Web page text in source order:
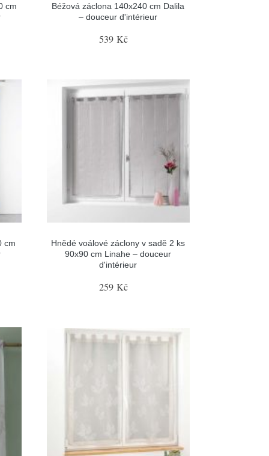
cm
Béžová záclona 140x240 cm Dalila
– douceur d'intérieur
539 Kč
cm
Hnědé voálové záclony v sadě 2 ks
90x90 cm Linahe – douceur
d'intérieur
259 Kč